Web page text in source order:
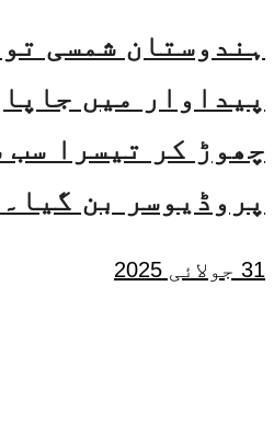
ہندوستان شمسی
پیداوار میں
چھوڑ کر تیسرا سب
پروڈیوسر بن گیا۔
31 جولائی 2025